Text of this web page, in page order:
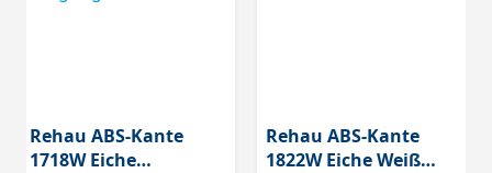
Rehau ABS-Kante
1718W Eiche
Rehau ABS-Kante
1822W Eiche Weiß